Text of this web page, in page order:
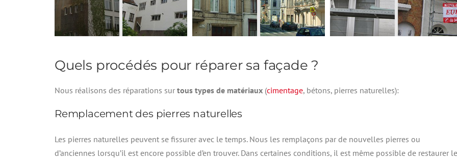
Quels procédés pour réparer sa façade ?
Nous réalisons des réparations sur tous types de matériaux (cimentage, bétons, pierres naturelles):
Remplacement des pierres naturelles
Les pierres naturelles peuvent se fissurer avec le temps. Nous les remplaçons par de nouvelles pierres ou
d’anciennes lorsqu’il est encore possible d’en trouver. Dans certaines conditions, il est même possible de restaurer